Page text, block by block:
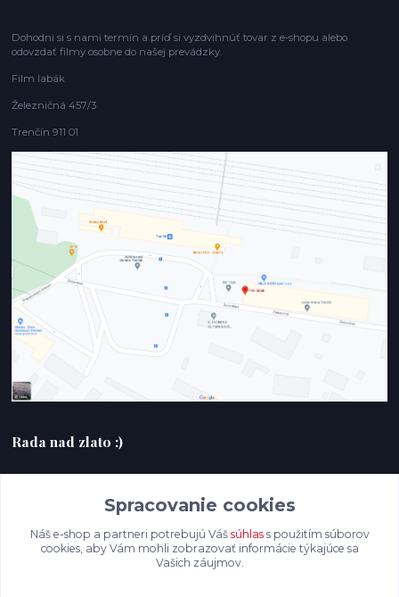
Dohodni si s nami termín a príď si vyzdvihnúť tovar z e-shopu alebo
odovzdať filmy osobne do našej prevádzky.
Film labák
Železničná 457/3
Trenčín 911 01
Rada nad zlato :)
filmlabak@gmail.com
Spracovanie cookies
Náš e-shop a partneri potrebujú Váš súhlass použitím súborov
cookies, aby Vám mohli zobrazovať informácie týkajúce sa
Vašich záujmov.